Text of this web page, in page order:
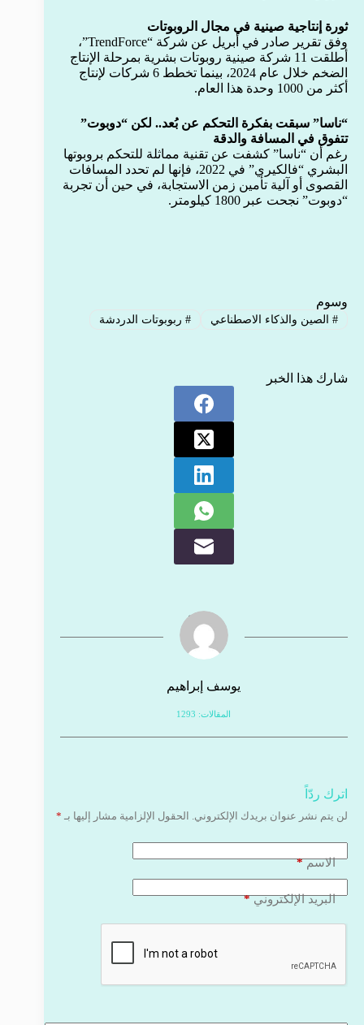
ثورة إنتاجية صينية في مجال الروبوتات
وفق تقرير صادر في أبريل عن شركة “TrendForce”،
أطلقت 11 شركة صينية روبوتات بشرية بمرحلة الإنتاج
الضخم خلال عام 2024، بينما تخطط 6 شركات لإنتاج
أكثر من 1000 وحدة هذا العام.
“ناسا” سبقت بفكرة التحكم عن بُعد.. لكن “دوبوت”
تتفوق في المسافة والدقة
رغم أن “ناسا” كشفت عن تقنية مماثلة للتحكم بروبوتها
البشري “فالكيري” في 2022، فإنها لم تحدد المسافات
القصوى أو آلية تأمين زمن الاستجابة، في حين أن تجربة
“دوبوت” نجحت عبر 1800 كيلومتر.
وسوم
#الصين والذكاء الاصطناعي #ربوبوتات الدردشة
شارك هذا الخبر
يوسف إبراهيم
المقالات: 1293
اترك ردّاً
لن يتم نشر عنوان بريدك الإلكتروني. الحقول الإلزامية مشار إليها بـ *
الاسم*
البريد الإلكتروني*